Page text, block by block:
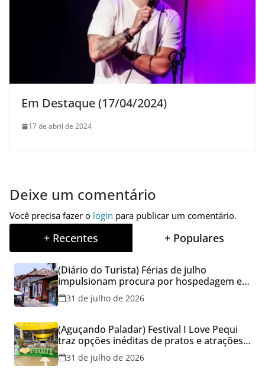
Em Destaque (17/04/2024)
17 de abril de 2024
Deixe um comentário
Você precisa fazer o login para publicar um comentário.
+ Recentes + Populares
(Diário do Turista) Férias de julho
impulsionam procura por hospedagem em
Goiás e reforçam cuidados na hora de
reservar viagens
31 de julho de 2026
(Aguçando Paladar) Festival I Love Pequi
traz opções inéditas de pratos e atrações
gratuitas no fim de semana dos Pais em
Goiânia
31 de julho de 2026